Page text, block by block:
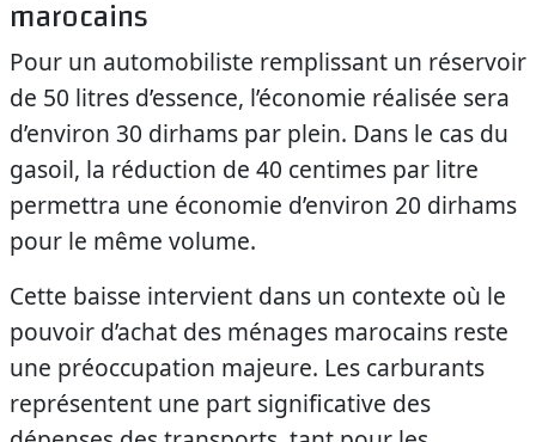
marocains
Pour un automobiliste remplissant un réservoir
de 50 litres d’essence, l’économie réalisée sera
d’environ 30 dirhams par plein. Dans le cas du
gasoil, la réduction de 40 centimes par litre
permettra une économie d’environ 20 dirhams
pour le même volume.
Cette baisse intervient dans un contexte où le
pouvoir d’achat des ménages marocains reste
une préoccupation majeure. Les carburants
représentent une part significative des